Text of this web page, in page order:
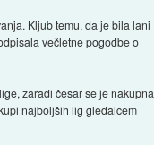
Kljub temu, da je bila lani
večletne pogodbe o
zaradi česar se je nakupna
najboljših lig gledalcem